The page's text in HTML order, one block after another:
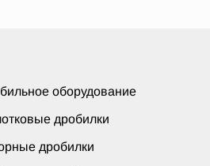
оборудование
дробилки
дробилки